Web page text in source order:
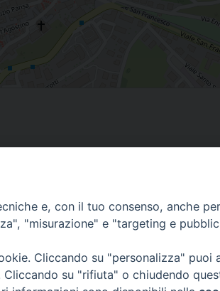
e, con il tuo consenso, anche
"misurazione" e "targeting e
Cliccando su "personalizza" puoi
su "rifiuta" o chiudendo